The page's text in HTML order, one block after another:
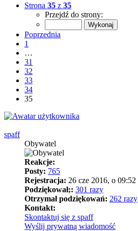
Strona 35 z 35
Przejdź do strony:
Poprzednia
1
…
31
32
33
34
35
spaff
Obywatel
Reakcje:
Posty: 765
Rejestracja: 26 cze 2016, o 09:52
Podziękował;: 301 razy
Otrzymał podziękowań: 262 razy
Kontakt:
Skontaktuj się z spaff
Wyślij prywatną wiadomość